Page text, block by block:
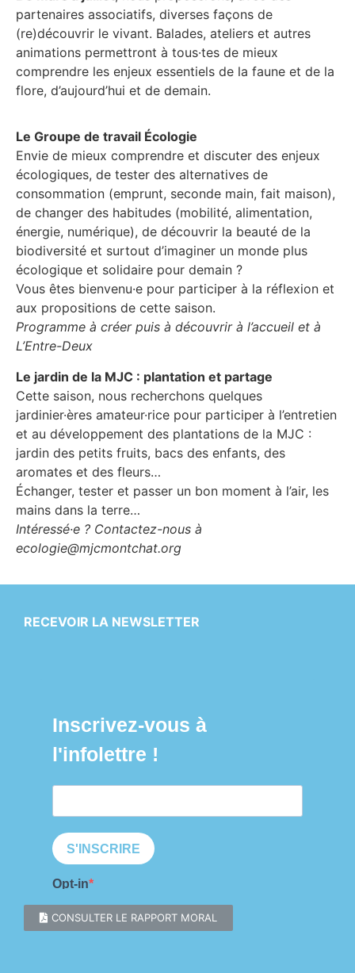
partenaires associatifs, diverses façons de
(re)découvrir le vivant. Balades, ateliers et autres
animations permettront à tous·tes de mieux
comprendre les enjeux essentiels de la faune et de la
flore, d’aujourd’hui et de demain.
Le Groupe de travail Écologie
Envie de mieux comprendre et discuter des enjeux
écologiques, de tester des alternatives de
consommation (emprunt, seconde main, fait maison),
de changer des habitudes (mobilité, alimentation,
énergie, numérique), de découvrir la beauté de la
biodiversité et surtout d’imaginer un monde plus
écologique et solidaire pour demain ?
Vous êtes bienvenu·e pour participer à la réflexion et
aux propositions de cette saison.
Programme à créer puis à découvrir à l’accueil et à
L’Entre-Deux
Le jardin de la MJC : plantation et partage
Cette saison, nous recherchons quelques
jardinier·ères amateur·rice pour participer à l’entretien
et au développement des plantations de la MJC :
jardin des petits fruits, bacs des enfants, des
aromates et des fleurs…
Échanger, tester et passer un bon moment à l’air, les
mains dans la terre…
Intéressé·e ? Contactez-nous à
ecologie@mjcmontchat.org
RECEVOIR LA NEWSLETTER
CONSULTER LE RAPPORT MORAL